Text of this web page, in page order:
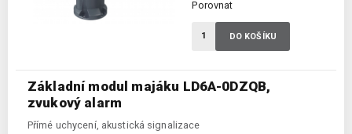
Základní modul majáku LD6A-0DZQB,
zvukový alarm
Přímé uchycení, akustická signalizace
Porovnat
DO KOŠÍKU